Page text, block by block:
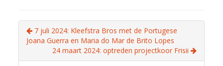
7 juli 2024: Kleefstra Bros met de Portugese
Joana Guerra en Maria do Mar de Brito Lopes
24 maart 2024: optreden projectkoor Frisii